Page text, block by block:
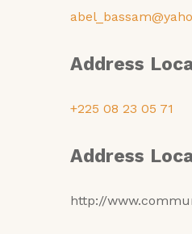
Address
+225 08 23 05 71
Address
http://